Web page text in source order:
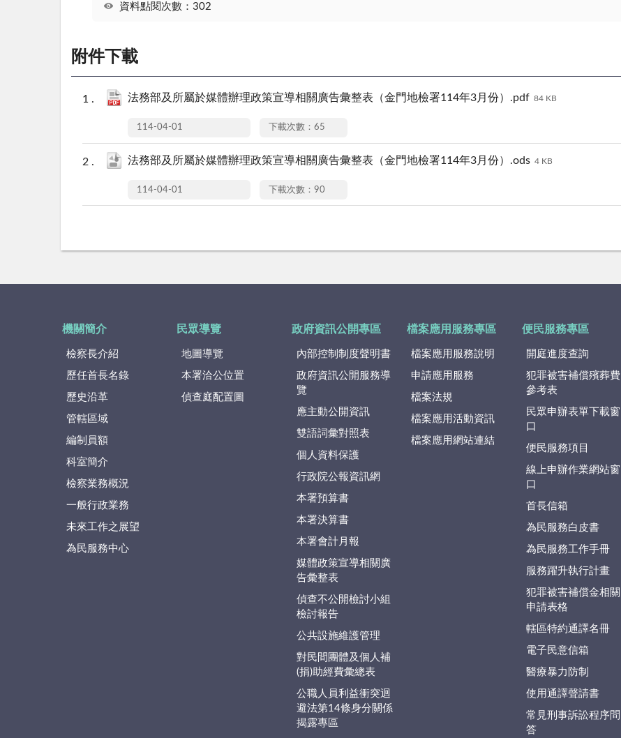
資料點閱次數：302
附件下載
法務部及所屬於媒體辦理政策宣導相關廣告彙整表（金門地檢署114年3月份）.pdf 84 KB
114-04-01 下載次數：65
法務部及所屬於媒體辦理政策宣導相關廣告彙整表（金門地檢署114年3月份）.ods 4 KB
114-04-01 下載次數：90
機關簡介
檢察長介紹
歷任首長名錄
歷史沿革
管轄區域
編制員額
科室簡介
檢察業務概況
一般行政業務
未來工作之展望
為民服務中心
民眾導覽
地圖導覽
本署洽公位置
偵查庭配置圖
政府資訊公開專區
內部控制制度聲明書
政府資訊公開服務導
覽
應主動公開資訊
雙語詞彙對照表
個人資料保護
行政院公報資訊網
本署預算書
本署決算書
本署會計月報
媒體政策宣導相關廣
告彙整表
偵查不公開檢討小組
檢討報告
公共設施維護管理
對民間團體及個人補
(捐)助經費彙總表
公職人員利益衝突迴
避法第14條身分關係
揭露專區
檔案應用服務專區
檔案應用服務說明
申請應用服務
檔案法規
檔案應用活動資訊
檔案應用網站連結
便民服務專區
開庭進度查詢
犯罪被害補償殯葬費
參考表
民眾申辦表單下載窗
口
便民服務項目
線上申辦作業網站窗
口
首長信箱
為民服務白皮書
為民服務工作手冊
服務躍升執行計畫
犯罪被害補償金相關
申請表格
轄區特約通譯名冊
電子民意信箱
醫療暴力防制
使用通譯聲請書
常見刑事訴訟程序問
答